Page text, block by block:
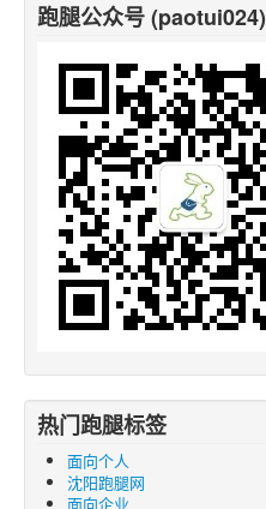
跑腿公众号 (paotui024)
热门跑腿标签
面向个人
沈阳跑腿网
面向企业